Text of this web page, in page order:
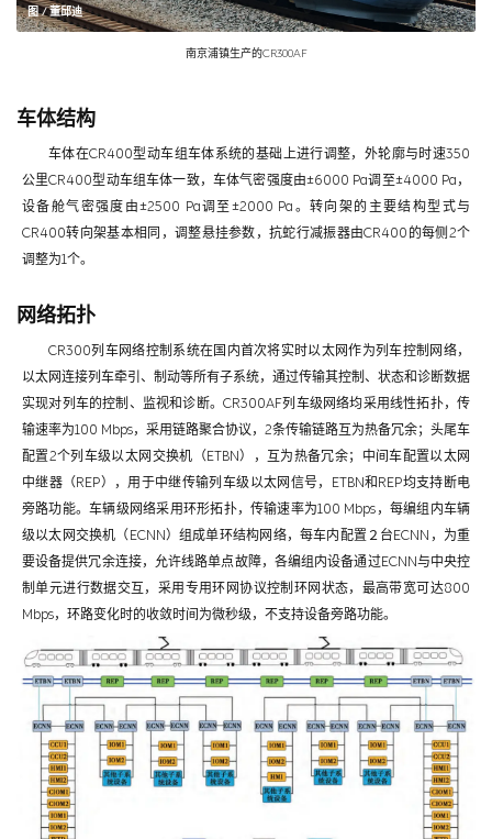
图 / 董邱迪
南京浦镇生产的CR300AF
车体结构
车体在CR400型动车组车体系统的基础上进行调整，外轮廓与时速350
公里CR400型动车组车体一致，车体气密强度由±6000 Pa调至±4000 Pa，
设备舱气密强度由±2500 Pa调至±2000 Pa。转向架的主要结构型式与
CR400转向架基本相同，调整悬挂参数，抗蛇行减振器由CR400的每侧2个
调整为1个。
网络拓扑
CR300列车网络控制系统在国内首次将实时以太网作为列车控制网络，
以太网连接列车牵引、制动等所有子系统，通过传输其控制、状态和诊断数据
实现对列车的控制、监视和诊断。CR300AF列车级网络均采用线性拓扑，传
输速率为100 Mbps，采用链路聚合协议，2条传输链路互为热备冗余；头尾车
配置2个列车级以太网交换机（ETBN），互为热备冗余；中间车配置以太网
中继器（REP），用于中继传输列车级以太网信号，ETBN和REP均支持断电
旁路功能。车辆级网络采用环形拓扑，传输速率为100 Mbps，每编组内车辆
级以太网交换机（ECNN）组成单环结构网络，每车内配置２台ECNN，为重
要设备提供冗余连接，允许线路单点故障，各编组内设备通过ECNN与中央控
制单元进行数据交互，采用专用环网协议控制环网状态，最高带宽可达800
Mbps，环路变化时的收敛时间为微秒级，不支持设备旁路功能。